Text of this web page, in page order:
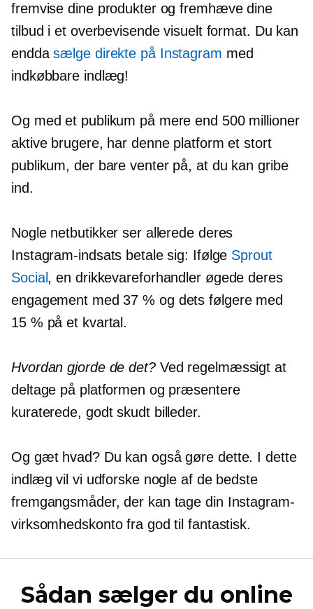
fremvise dine produkter og fremhæve dine
tilbud i et overbevisende visuelt format. Du kan
enddasælge direkte på Instagram med
indkøbbare indlæg!
Og med et publikum på mere end 500 millioner
aktive brugere, har denne platform et stort
publikum, der bare venter på, at du kan gribe
ind.
Nogle netbutikker ser allerede deres
Instagram-indsats betale sig: Ifølge Sprout
Social, en drikkevareforhandler øgede deres
engagement med 37 % og dets følgere med
15 % på et kvartal.
Hvordan gjorde de det?Ved regelmæssigt at
deltage på platformen og præsentere
kuraterede, godt skudtbilleder.
Og gæt hvad? Du kan også gøre dette. I dette
indlæg vil vi udforske nogle af de bedste
fremgangsmåder, der kan tage din Instagram-
virksomhedskonto fra god til fantastisk.
Sådan sælger du online